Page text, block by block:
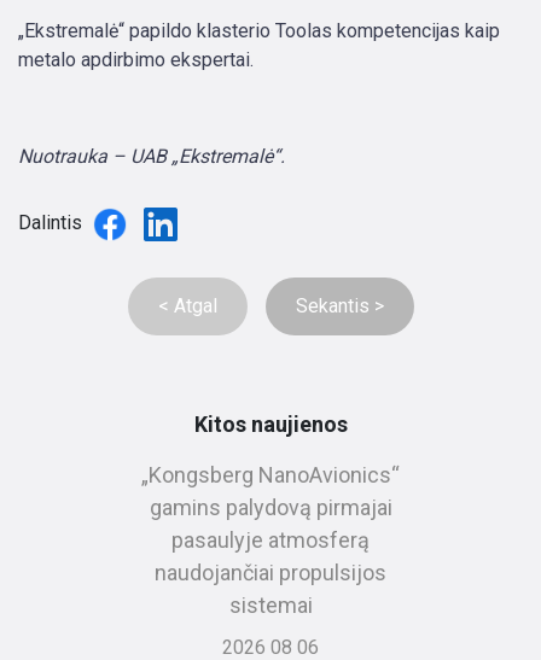
„Ekstremalė“ papildo klasterio Toolas kompetencijas kaip
metalo apdirbimo ekspertai.
Nuotrauka – UAB „Ekstremalė“.
Dalintis
< Atgal Sekantis >
Kitos naujienos
„Kongsberg NanoAvionics“
gamins palydovą pirmajai
pasaulyje atmosferą
naudojančiai propulsijos
sistemai
2026 08 06